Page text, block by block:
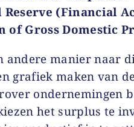
Reserve (Financial
of Gross Domestic
andere manier naar
grafiek maken van
ondernemingen
het surplus te